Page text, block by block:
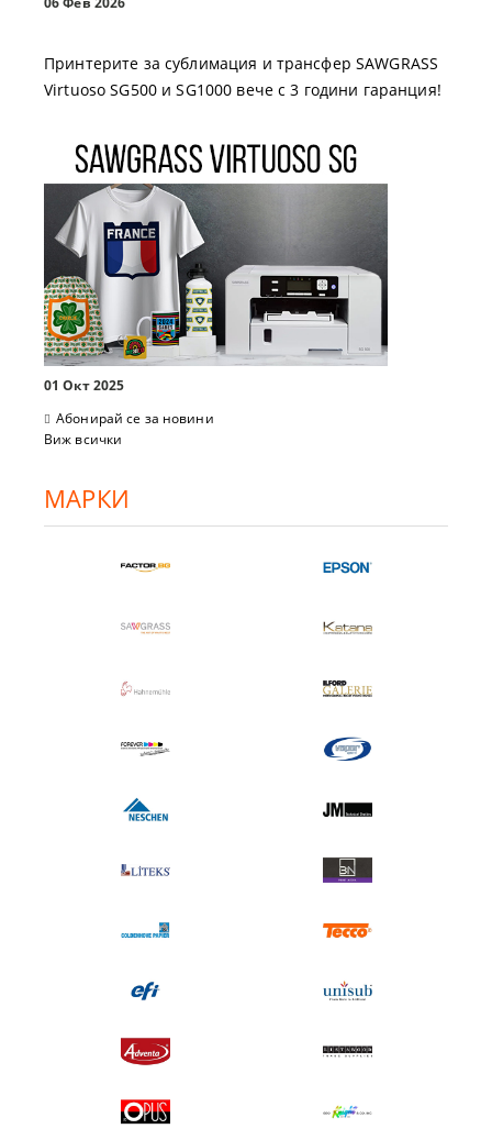
Принтерите за сублимация и трансфер SAWGRASS
Virtuoso SG500 и SG1000 вече с 3 години гаранция!
01 Окт 2025
Абонирай се за новини
Виж всички
МАРКИ